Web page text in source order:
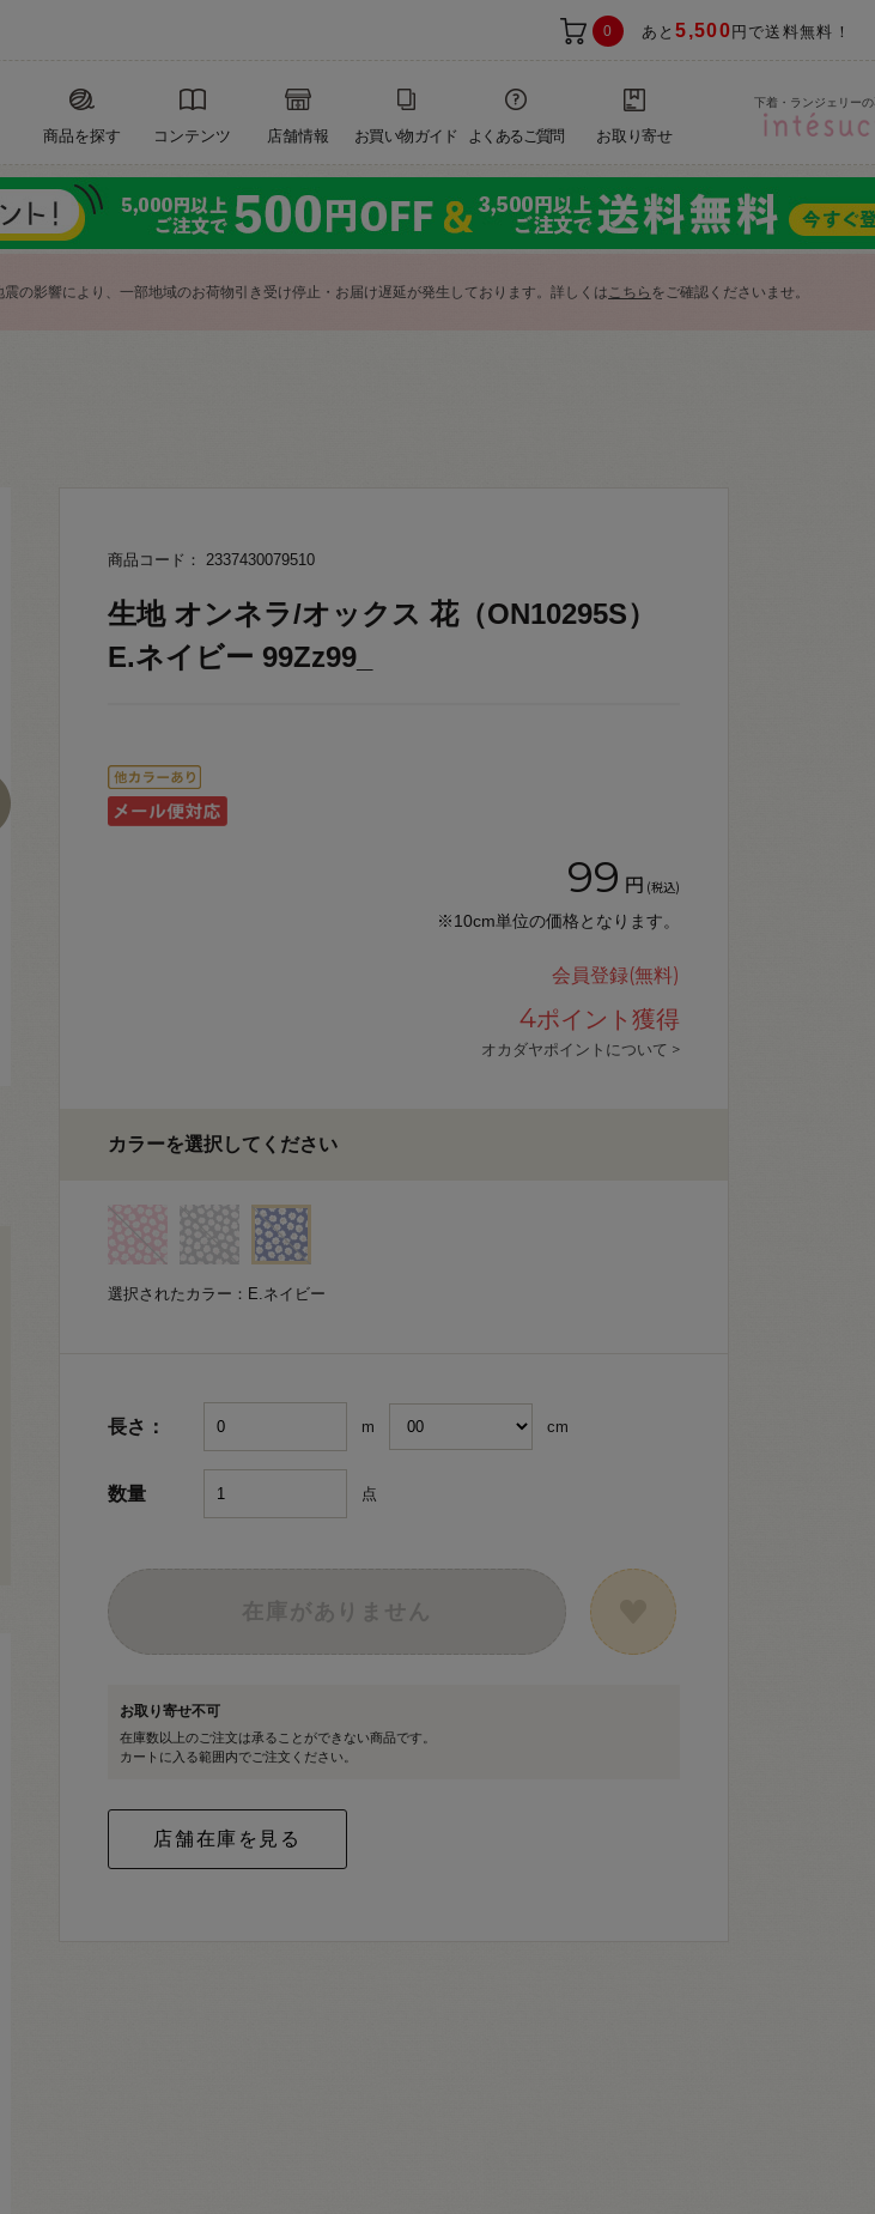
0 あと5,500 円で送料無料！
商品を探す コンテンツ 店舗情報 お買い物ガイド よくあるご質問 お取り寄せ
下着・ランジェリー
震の影響により、一部地域のお荷物引き受け停止・お届け遅延が発生しております。詳しくはこちら をご確認くださいませ。
商品コード： 2337430079510
生地 オンネラ/オックス 花（ON10295S）
E.ネイビー 99Zz99_
99 円 (税込)
※10cm単位の価格となります。
会員登録(無料)
4ポイント獲得
オカダヤポイントについて >
カラーを選択してください
選択されたカラー：E.ネイビー
長さ： m cm
数量 点
お取り寄せ不可
在庫数以上のご注文は承ることができない商品です。
カートに入る範囲内でご注文ください。